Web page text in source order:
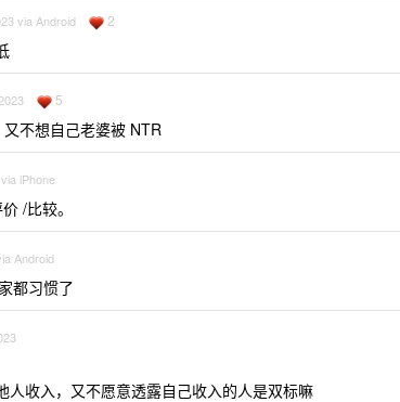
via Android 2
5
不想自己老婆被 NTR
iPhone
/比较。
Android
都习惯了
人收入，又不愿意透露自己收入的人是双标嘛